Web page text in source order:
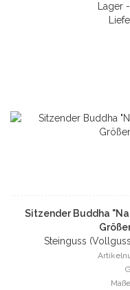
Lager
Sitzender Buddha
Steinguss